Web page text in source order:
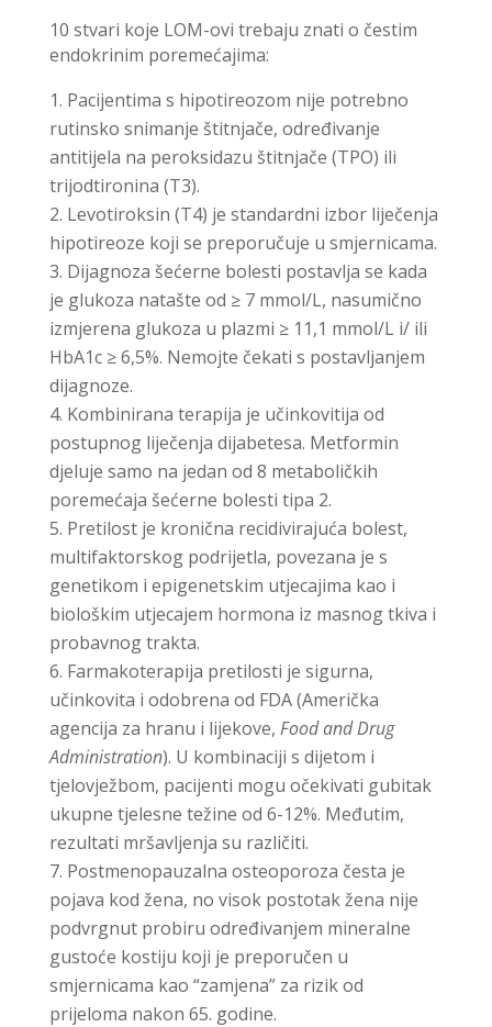
10 stvari koje LOM-ovi trebaju znati o čestim
endokrinim poremećajima:
Pacijentima s hipotireozom nije potrebno
rutinsko snimanje štitnjače, određivanje
antitijela na peroksidazu štitnjače (TPO) ili
trijodtironina (T3).
Levotiroksin (T4) je standardni izbor liječenja
hipotireoze koji se preporučuje u smjernicama.
Dijagnoza šećerne bolesti postavlja se kada
je glukoza natašte od ≥ 7 mmol/L, nasumično
izmjerena glukoza u plazmi ≥ 11,1 mmol/L i/ ili
HbA1c ≥ 6,5%. Nemojte čekati s postavljanjem
dijagnoze.
Kombinirana terapija je učinkovitija od
postupnog liječenja dijabetesa. Metformin
djeluje samo na jedan od 8 metaboličkih
poremećaja šećerne bolesti tipa 2.
Pretilost je kronična recidivirajuća bolest,
multifaktorskog podrijetla, povezana je s
genetikom i epigenetskim utjecajima kao i
biološkim utjecajem hormona iz masnog tkiva i
probavnog trakta.
Farmakoterapija pretilosti je sigurna,
učinkovita i odobrena od FDA (Američka
agencija za hranu i lijekove, Food and Drug
Administration). U kombinaciji s dijetom i
tjelovježbom, pacijenti mogu očekivati ​​gubitak
ukupne tjelesne težine od 6-12%. Međutim,
rezultati mršavljenja su različiti.
Postmenopauzalna osteoporoza česta je
pojava kod žena, no visok postotak žena nije
podvrgnut probiru određivanjem mineralne
gustoće kostiju koji je preporučen u
smjernicama kao “zamjena” za rizik od
prijeloma nakon 65. godine.